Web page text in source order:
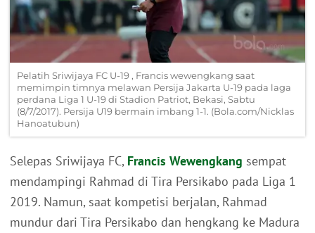
Pelatih Sriwijaya FC U-19 , Francis wewengkang saat
memimpin timnya melawan Persija Jakarta U-19 pada laga
perdana Liga 1 U-19 di Stadion Patriot, Bekasi, Sabtu
(8/7/2017). Persija U19 bermain imbang 1-1. (Bola.com/Nicklas
Hanoatubun)
Selepas Sriwijaya FC, Francis Wewengkang sempat
mendampingi Rahmad di Tira Persikabo pada Liga 1
2019. Namun, saat kompetisi berjalan, Rahmad
mundur dari Tira Persikabo dan hengkang ke Madura